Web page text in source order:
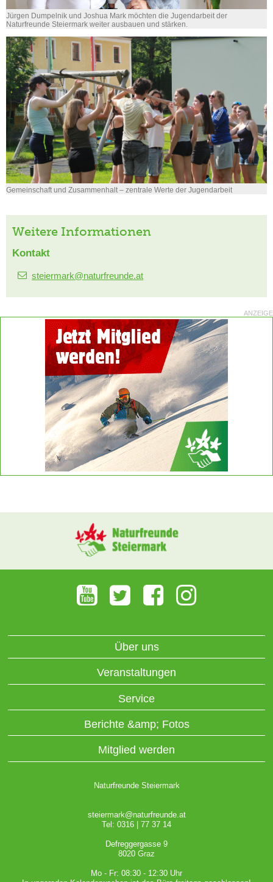
Jürgen Dumpelnik und Joshua Mark möchten die Jugendarbeit der
Naturfreunde Steiermark weiter ausbauen und stärken.
Gemeinschaft und Zusammenhalt – zentrale Werte der Jugendarbeit
Weitere Informationen
Kontakt
steiermark@naturfreunde.at
ANZEIGE
Über uns
Veranstaltungen
Service
Berichte &amp; Fotos
Mitglied werden
Naturfreunde Steiermark
steiermark@naturfreunde.at
Tel: 0316 | 77 37 14
Defreggergasse 9
8020 Graz
Mo - Fr: 08:30 - 12:30 Uhr